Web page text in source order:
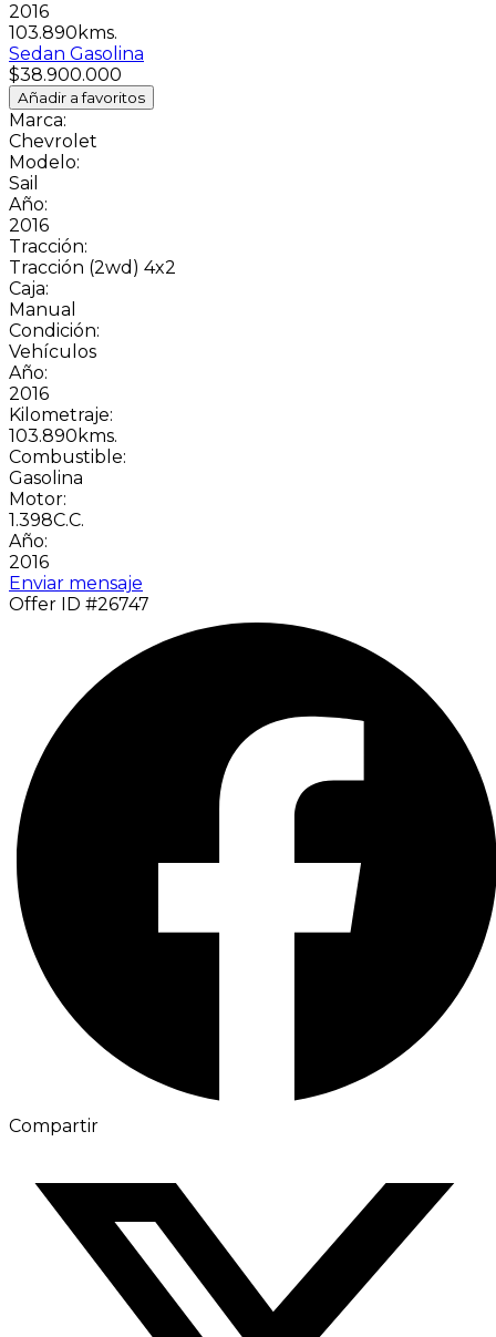
2016
103.890kms.
Sedan Gasolina
$38.900.000
Añadir a favoritos
Marca:
Chevrolet
Modelo:
Sail
Año:
2016
Tracción:
Tracción (2wd) 4x2
Caja:
Manual
Condición:
Vehículos
Año:
2016
Kilometraje:
103.890kms.
Combustible:
Gasolina
Motor:
1.398C.C.
Año:
2016
Enviar mensaje
Offer ID #26747
Compartir